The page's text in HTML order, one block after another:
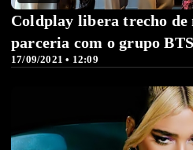
17/09/2021 • 12:09
Coldplay libera trecho de
parceria com o grupo BTS